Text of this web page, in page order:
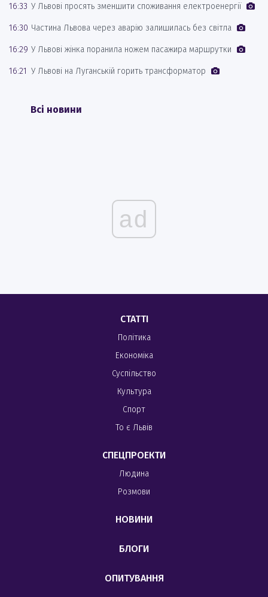
16:33 У Львові просять зменшити споживання електроенергії
16:30 Частина Львова через аварію залишилась без світла
16:29 У Львові жінка поранила ножем пасажира маршрутки
16:21 У Львові на Луганській горить трансформатор
Всі новини
ad
СТАТТІ
Політика
Економіка
Суспільство
Культура
Спорт
То є Львів
СПЕЦПРОЕКТИ
Людина
Розмови
НОВИНИ
БЛОГИ
ОПИТУВАННЯ